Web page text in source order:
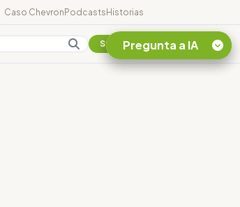
Caso ChevronPodcastsHistorias
SuscribirsePregunta a IA